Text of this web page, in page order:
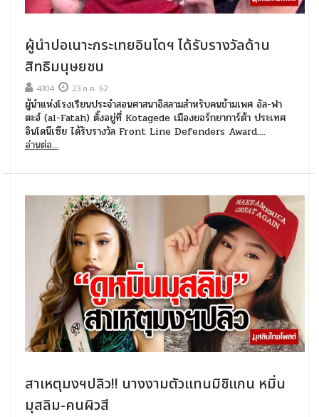
ผู้นำปอเนาะกระเทยอินโดฯ ได้รับรางวัลด้าน
สิทธิมนุษยชน
4304 23 ก.ค. 62
ผู้นำแห่งโรงเรียนประจำสอนศาสนาอิสลามสำหรับคนข้ามเพศ อัล-ฟา
ตะฮ์ (al-Fatah) ตั้งอยู่ที่ Kotagede เมืองยอร์กยาการ์ต้า ประเทศ
อินโดนีเซีย ได้รับรางวัล Front Line Defenders Award....
อ่านต่อ...
สาเหตุมงฯปลิว!! นางงามตัวแทนมิชิแกน หมิ่น
มุสลิม-คนผิวสี